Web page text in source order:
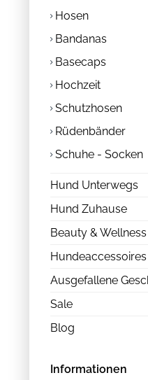
Hosen
Bandanas
Basecaps
Hochzeit
Schutzhosen
Rüdenbänder
Schuhe - Socken
Hund Unterwegs
Hund Zuhause
Beauty & Wellness
Hundeaccessoires
Ausgefallene
Sale
Blog
Informationen